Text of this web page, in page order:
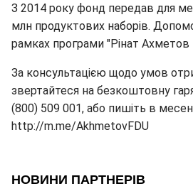
З 2014 року фонд передав для
млн продуктових наборів.
рамках програми "Рінат
За консультацією щодо умов
звертайтеся на безкоштовну
(800) 509 001, або пишіть в
http://m.me/AkhmetovFDU